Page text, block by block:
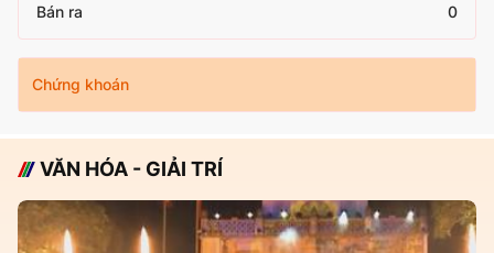
Bán ra 0
Chứng khoán
VĂN HÓA - GIẢI TRÍ